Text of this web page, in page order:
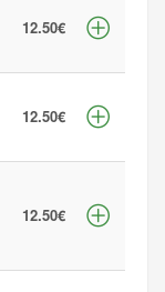
12.50€
12.50€
12.50€